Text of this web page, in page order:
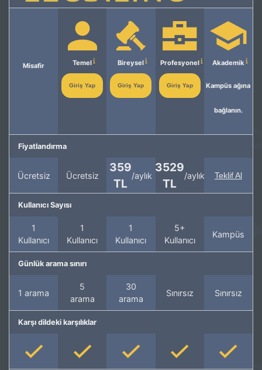
Misafir Temel
Giriş Yap
Bireysel
Giriş Yap
Profesyonel
Giriş Yap
Akademik
Kampüs ağına
bağlanın.
Fiyatlandırma
Ücretsiz Ücretsiz
359
TL
/aylık
3529
TL
/aylık Teklif Al
Kullanıcı Sayısı
1
Kullanıcı
1
Kullanıcı
1
Kullanıcı
5+
Kullanıcı
Kampüs
Günlük arama sınırı
1 arama
5
arama
30
arama
Sınırsız Sınırsız
Karşı dildeki karşılıklar